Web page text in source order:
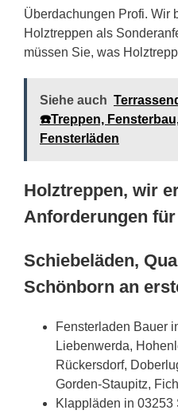
Überdachungen Profi. Wir
Holztreppen als
müssen Sie, was
Siehe auch
☎️Treppen,
Fensterläden
Holztreppen, wir
Anforderungen
Schiebeläden,
Schönborn an
Fensterladen Bauer
Liebenwerda,
Rückersdorf,
Gorden-Staupitz,
Klappläden in 03253